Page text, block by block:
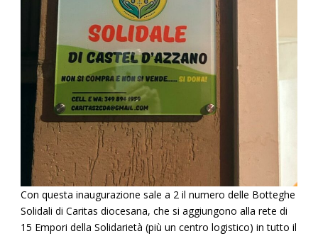
Con questa inaugurazione sale a 2 il numero delle Botteghe
Solidali di Caritas diocesana, che si aggiungono alla rete di
15 Empori della Solidarietà (più un centro logistico) in tutto il